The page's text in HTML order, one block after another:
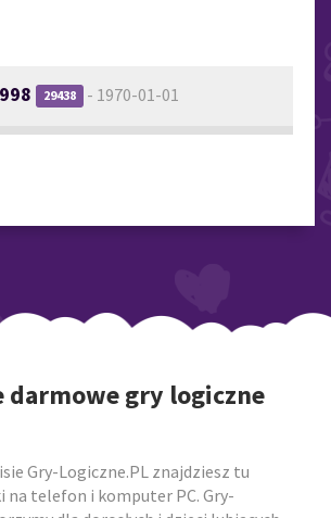
29438 - 1970-01-01
darmowe gry logiczne
Gry-Logiczne.PL znajdziesz tu
na telefon i komputer PC. Gry-